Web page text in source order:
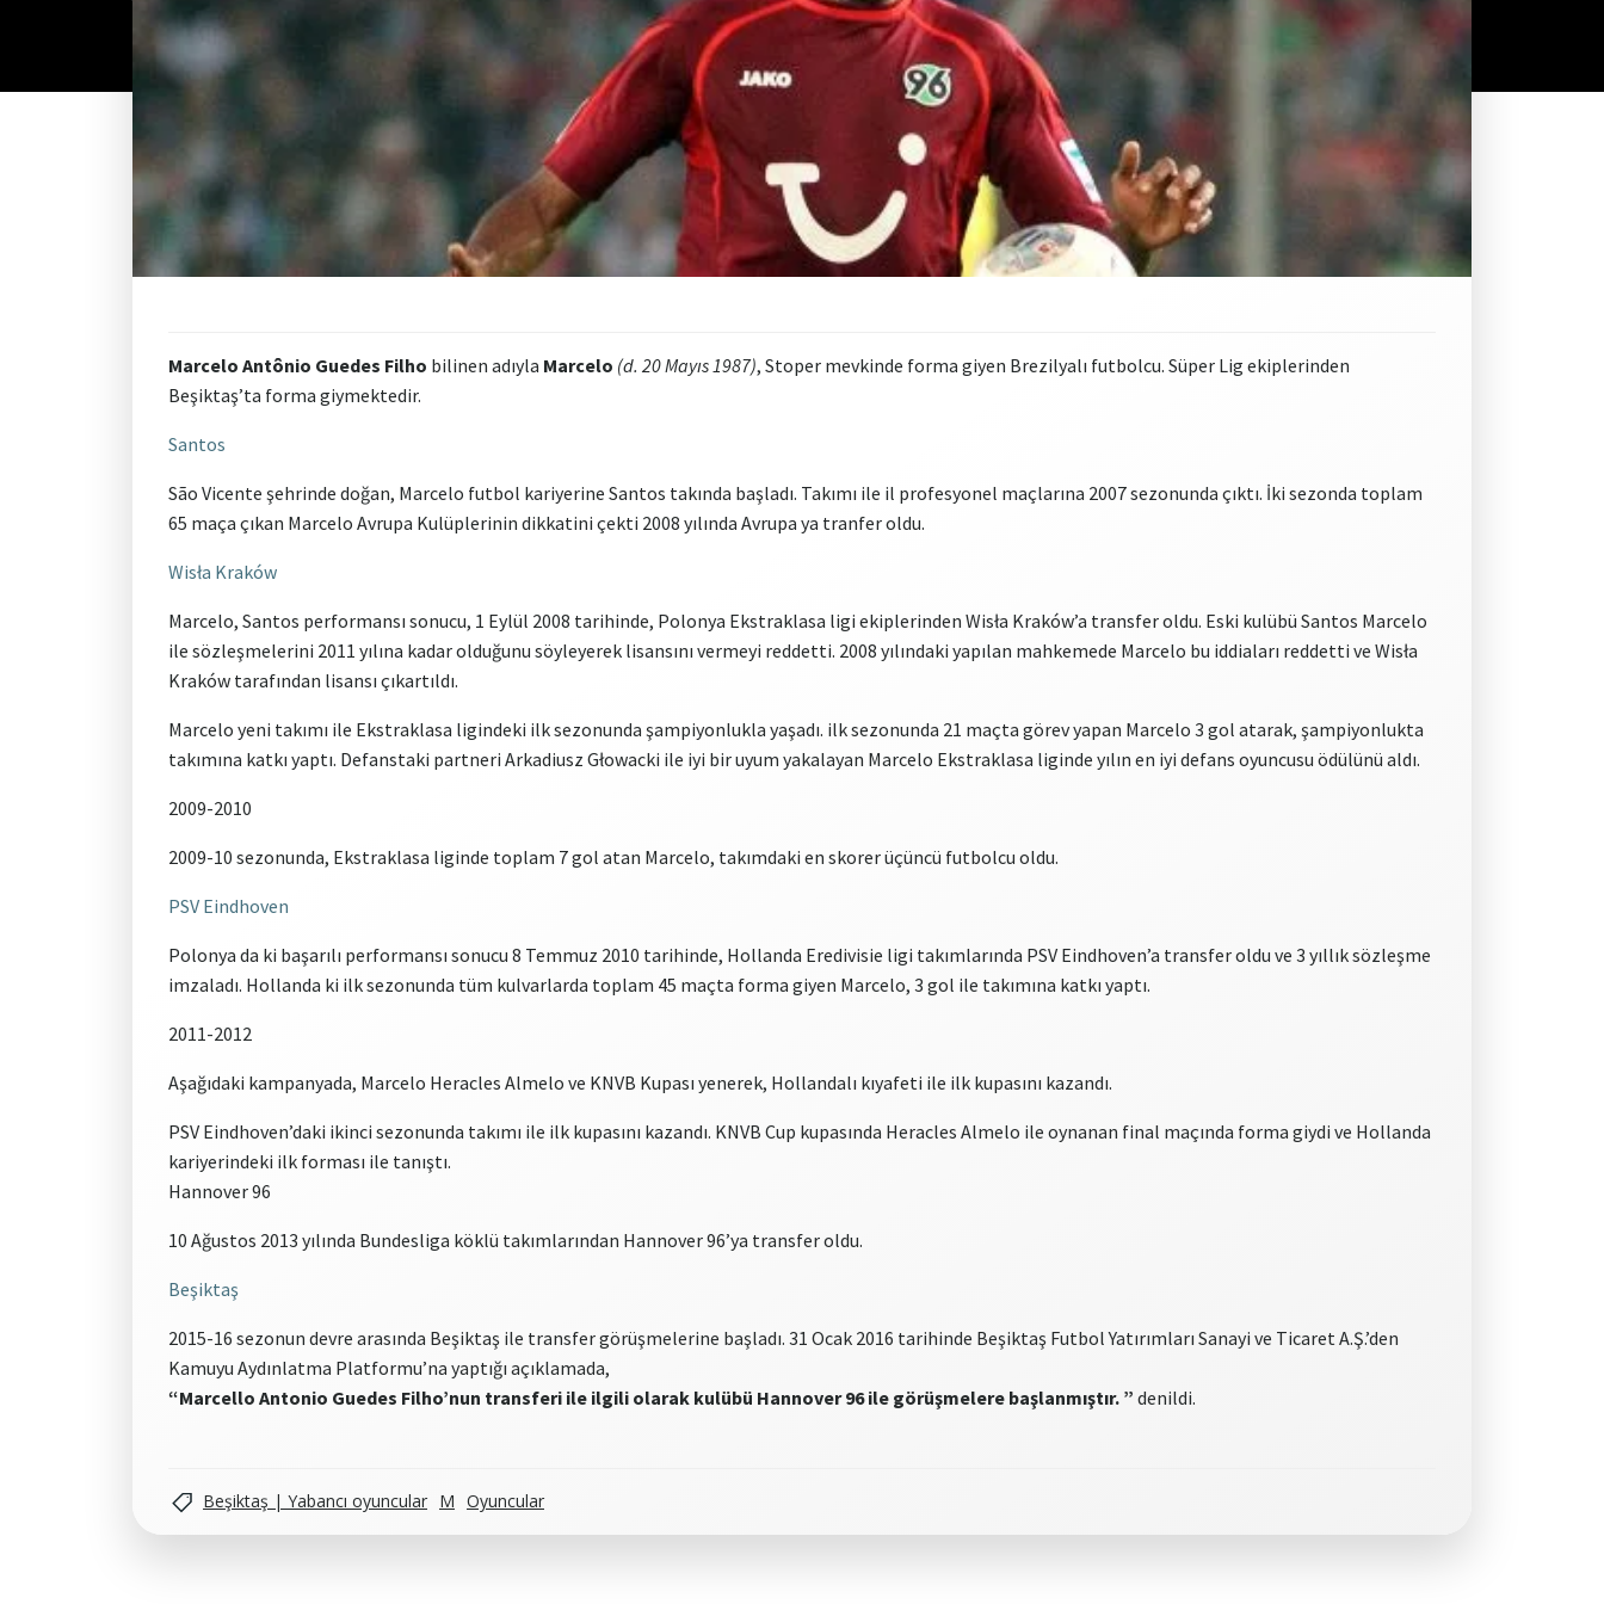
Marcelo Antônio Guedes Filho bilinen adıyla Marcelo (d. 20 Mayıs 1987), Stoper mevkinde forma giyen Brezilyalı futbolcu. Süper Lig ekiplerinden
Beşiktaş’ta forma giymektedir.
Santos
São Vicente şehrinde doğan, Marcelo futbol kariyerine Santos takında başladı. Takımı ile il profesyonel maçlarına 2007 sezonunda çıktı. İki sezonda toplam
65 maça çıkan Marcelo Avrupa Kulüplerinin dikkatini çekti 2008 yılında Avrupa ya tranfer oldu.
Wisła Kraków
Marcelo, Santos performansı sonucu, 1 Eylül 2008 tarihinde, Polonya Ekstraklasa ligi ekiplerinden Wisła Kraków’a transfer oldu. Eski kulübü Santos Marcelo
ile sözleşmelerini 2011 yılına kadar olduğunu söyleyerek lisansını vermeyi reddetti. 2008 yılındaki yapılan mahkemede Marcelo bu iddiaları reddetti ve Wisła
Kraków tarafından lisansı çıkartıldı.
Marcelo yeni takımı ile Ekstraklasa ligindeki ilk sezonunda şampiyonlukla yaşadı. ilk sezonunda 21 maçta görev yapan Marcelo 3 gol atarak, şampiyonlukta
takımına katkı yaptı. Defanstaki partneri Arkadiusz Głowacki ile iyi bir uyum yakalayan Marcelo Ekstraklasa liginde yılın en iyi defans oyuncusu ödülünü aldı.
2009-2010
2009-10 sezonunda, Ekstraklasa liginde toplam 7 gol atan Marcelo, takımdaki en skorer üçüncü futbolcu oldu.
PSV Eindhoven
Polonya da ki başarılı performansı sonucu 8 Temmuz 2010 tarihinde, Hollanda Eredivisie ligi takımlarında PSV Eindhoven’a transfer oldu ve 3 yıllık sözleşme
imzaladı. Hollanda ki ilk sezonunda tüm kulvarlarda toplam 45 maçta forma giyen Marcelo, 3 gol ile takımına katkı yaptı.
2011-2012
Aşağıdaki kampanyada, Marcelo Heracles Almelo ve KNVB Kupası yenerek, Hollandalı kıyafeti ile ilk kupasını kazandı.
PSV Eindhoven’daki ikinci sezonunda takımı ile ilk kupasını kazandı. KNVB Cup kupasında Heracles Almelo ile oynanan final maçında forma giydi ve Hollanda
kariyerindeki ilk forması ile tanıştı.
Hannover 96
10 Ağustos 2013 yılında Bundesliga köklü takımlarından Hannover 96’ya transfer oldu.
Beşiktaş
2015-16 sezonun devre arasında Beşiktaş ile transfer görüşmelerine başladı. 31 Ocak 2016 tarihinde Beşiktaş Futbol Yatırımları Sanayi ve Ticaret A.Ş.’den
Kamuyu Aydınlatma Platformu’na yaptığı açıklamada,
“Marcello Antonio Guedes Filho’nun transferi ile ilgili olarak kulübü Hannover 96 ile görüşmelere başlanmıştır. ” denildi.
Beşiktaş | Yabancı oyuncular M Oyuncular